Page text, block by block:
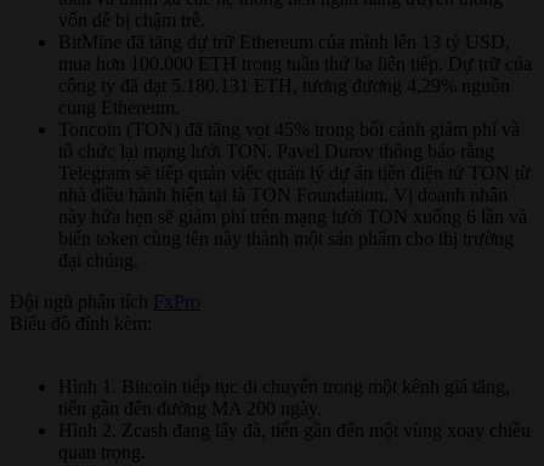
vốn dễ bị chậm trễ.
BitMine đã tăng dự trữ Ethereum của mình lên 13 tỷ USD,
mua hơn 100.000 ETH trong tuần thứ ba liên tiếp. Dự trữ của
công ty đã đạt 5.180.131 ETH, tương đương 4,29% nguồn
cung Ethereum.
Toncoin (TON) đã tăng vọt 45% trong bối cảnh giảm phí và
tổ chức lại mạng lưới TON. Pavel Durov thông báo rằng
Telegram sẽ tiếp quản việc quản lý dự án tiền điện tử TON từ
nhà điều hành hiện tại là TON Foundation. Vị doanh nhân
này hứa hẹn sẽ giảm phí trên mạng lưới TON xuống 6 lần và
biến token cùng tên này thành một sản phẩm cho thị trường
đại chúng.
Đội ngũ phân tích
FxPro
Biểu đồ đính kèm:
Hình 1. Bitcoin tiếp tục di chuyển trong một kênh giá tăng,
tiến gần đến đường MA 200 ngày.
Hình 2. Zcash đang lấy đà, tiến gần đến một vùng xoay chiều
quan trọng.